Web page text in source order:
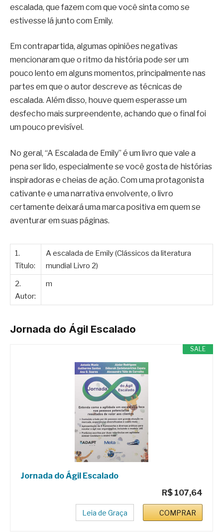
escalada, que fazem com que você sinta como se
estivesse lá junto com Emily.
Em contrapartida, algumas opiniões negativas
mencionaram que o ritmo da história pode ser um
pouco lento em alguns momentos, principalmente nas
partes em que o autor descreve as técnicas de
escalada. Além disso, houve quem esperasse um
desfecho mais surpreendente, achando que o final foi
um pouco previsível.
No geral, “A Escalada de Emily” é um livro que vale a
pena ser lido, especialmente se você gosta de histórias
inspiradoras e cheias de ação. Com uma protagonista
cativante e uma narrativa envolvente, o livro
certamente deixará uma marca positiva em quem se
aventurar em suas páginas.
1.
Título:
A escalada de Emily (Clássicos da literatura
mundial Livro 2)
2.
Autor:
m
Jornada do Ágil Escalado
SALE
Jornada do Ágil Escalado
R$ 107,64
Leia de Graça COMPRAR